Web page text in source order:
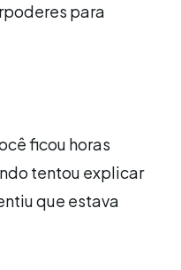
para
ficou horas
tentou explicar
que estava